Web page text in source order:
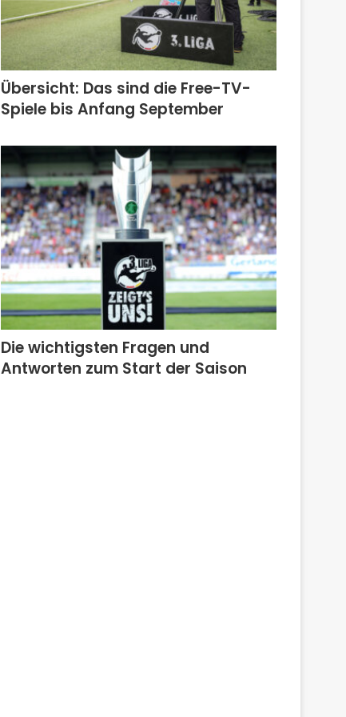
Übersicht: Das sind die Free-TV-
Spiele bis Anfang September
Die wichtigsten Fragen und
Antworten zum Start der Saison